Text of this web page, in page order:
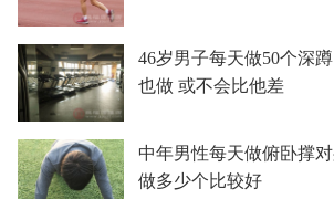
46岁男子每天做50个深
也做 或不会比他差
中年男性每天做俯卧撑
做多少个比较好